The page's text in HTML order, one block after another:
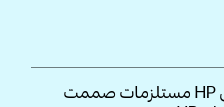
يتضمن طقم الصيانة من HP مستلزمات صممت